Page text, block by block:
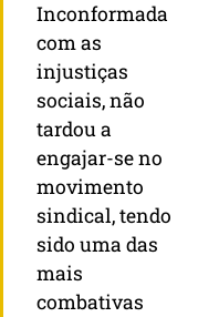
Inconformada
com as
injustiças
sociais, não
tardou a
engajar-se no
movimento
sindical, tendo
sido uma das
mais
combativas